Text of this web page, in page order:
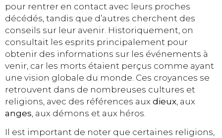
pour rentrer en contact avec leurs proches
décédés, tandis que d’autres cherchent des
conseils sur leur avenir. Historiquement, on
consultait les esprits principalement pour
obtenir des informations sur les événements à
venir, car les morts étaient perçus comme ayant
une vision globale du monde. Ces croyances se
retrouvent dans de nombreuses cultures et
religions, avec des références aux dieux , aux
anges , aux démons et aux héros.
Il est important de noter que certaines religions,